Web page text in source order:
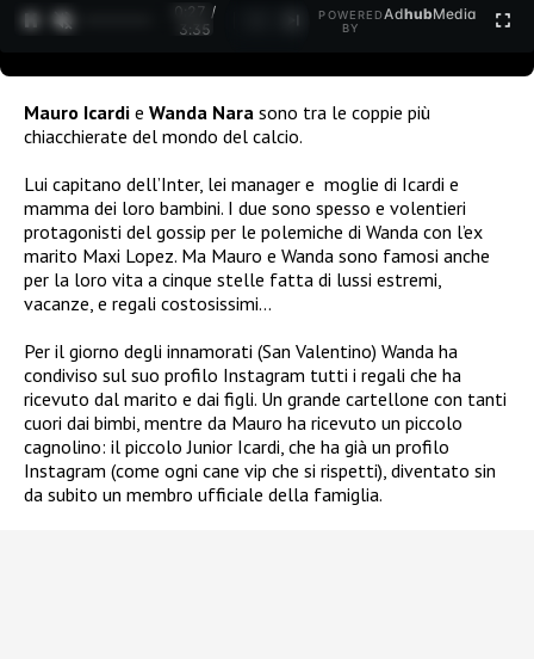
0:27 /
3:35
POWERED
BY
AdhubMedia
Mauro Icardi e Wanda Nara sono tra le coppie più
chiacchierate del mondo del calcio.
Lui capitano dell’Inter, lei manager e moglie di Icardi e
mamma dei loro bambini. I due sono spesso e volentieri
protagonisti del gossip per le polemiche di Wanda con l’ex
marito Maxi Lopez. Ma Mauro e Wanda sono famosi anche
per la loro vita a cinque stelle fatta di lussi estremi,
vacanze, e regali costosissimi…
Per il giorno degli innamorati (San Valentino) Wanda ha
condiviso sul suo profilo Instagram tutti i regali che ha
ricevuto dal marito e dai figli. Un grande cartellone con tanti
cuori dai bimbi, mentre da Mauro ha ricevuto un piccolo
cagnolino: il piccolo Junior Icardi, che ha già un profilo
Instagram (come ogni cane vip che si rispetti), diventato sin
da subito un membro ufficiale della famiglia.